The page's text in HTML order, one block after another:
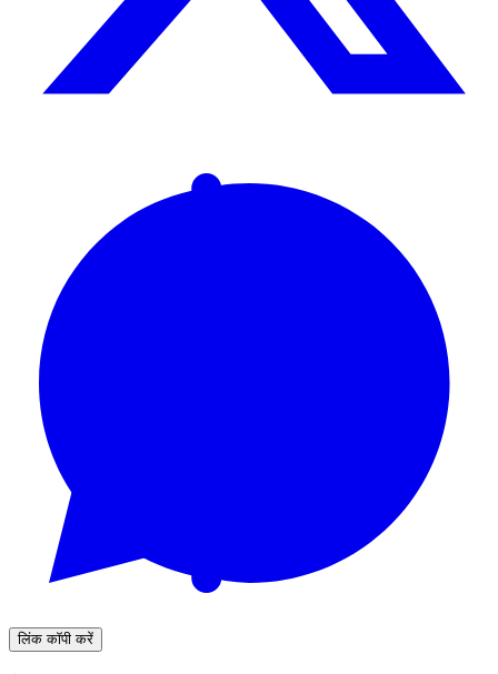
लिंक कॉपी करें